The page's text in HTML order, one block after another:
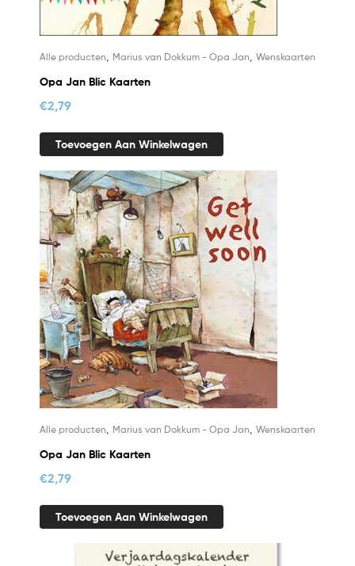
Alle producten Marius van Dokkum - Opa Jan Wenskaarten
Opa Jan Blic Kaarten
€2,79
Toevoegen Aan Winkelwagen
Alle producten Marius van Dokkum - Opa Jan Wenskaarten
Opa Jan Blic Kaarten
€2,79
Toevoegen Aan Winkelwagen